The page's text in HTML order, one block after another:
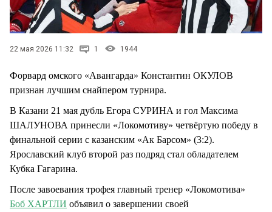
22 мая 2026 11:32 1 1944
Форвард омского «Авангарда» Константин ОКУЛОВ
признан лучшим снайпером турнира.
В Казани 21 мая дубль Егора СУРИНА и гол Максима
ШАЛУНОВА принесли «Локомотиву» четвёртую победу в
финальной серии с казанским «Ак Барсом» (3:2).
Ярославский клуб второй раз подряд стал обладателем
Кубка Гагарина.
После завоевания трофея главный тренер «Локомотива»
Боб ХАРТЛИ объявил о завершении своей